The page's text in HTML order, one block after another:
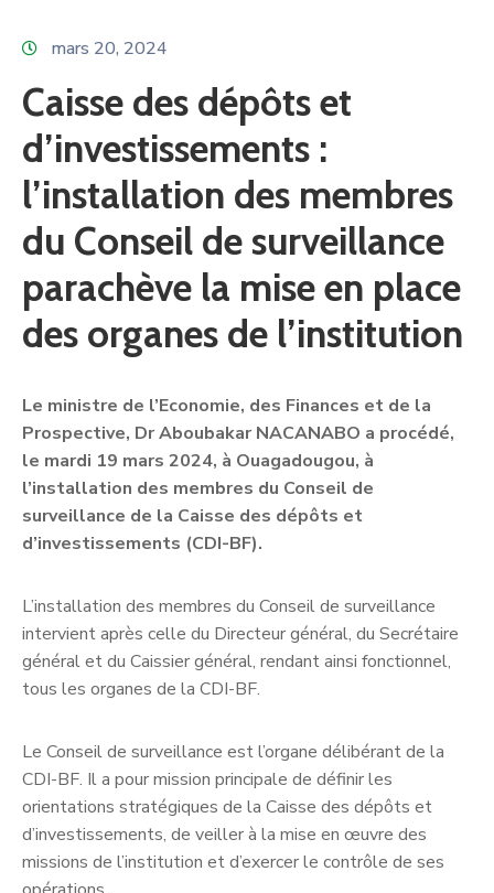
mars 20, 2024
Caisse des dépôts et
d’investissements :
l’installation des membres
du Conseil de surveillance
parachève la mise en place
des organes de l’institution
Le ministre de l’Economie, des Finances et de la
Prospective, Dr Aboubakar NACANABO a procédé,
le mardi 19 mars 2024, à Ouagadougou, à
l’installation des membres du Conseil de
surveillance de la Caisse des dépôts et
d’investissements (CDI-BF).
L’installation des membres du Conseil de surveillance
intervient après celle du Directeur général, du Secrétaire
général et du Caissier général, rendant ainsi fonctionnel,
tous les organes de la CDI-BF.
Le Conseil de surveillance est l’organe délibérant de la
CDI-BF. Il a pour mission principale de définir les
orientations stratégiques de la Caisse des dépôts et
d’investissements, de veiller à la mise en œuvre des
missions de l’institution et d’exercer le contrôle de ses